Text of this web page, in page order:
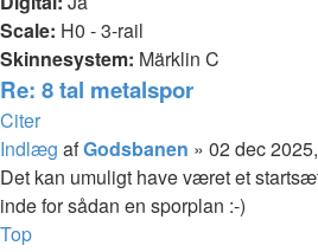
Scale: H0 - 3-rail
Skinnesystem: Märklin C
Re: 8 tal metalspor
Citer
Indlæg afGodsbanen » 02 dec
Det kan umuligt have været et
inde for sådan en sporplan :-)
Top